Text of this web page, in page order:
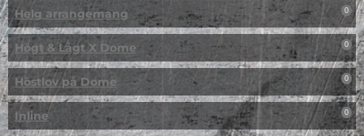
Helg arrangemang 0
Högt & Lågt X Dome 0
Höstlov på Dome 0
Inline 0